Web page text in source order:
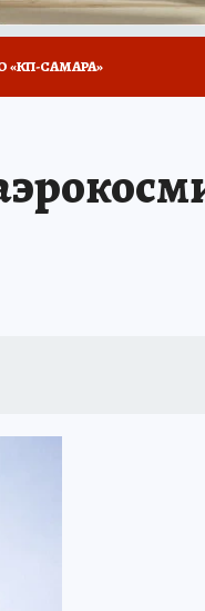
«КП-САМАРА»
ДЕНЬ ПОБЕДЫ В